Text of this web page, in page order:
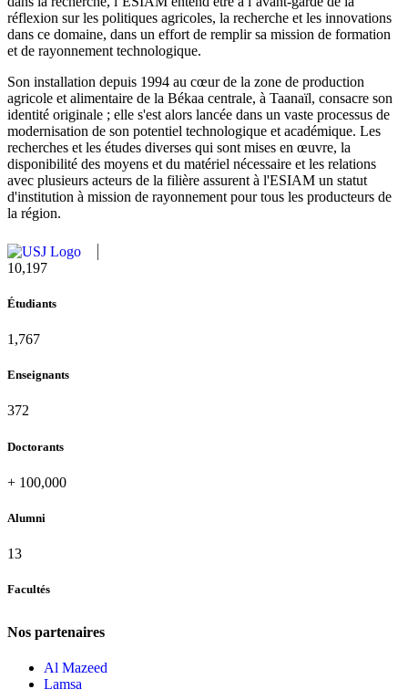
réflexion sur les politiques agricoles, la recherche et les innovations
dans ce domaine, dans un effort de remplir sa mission de formation
et de rayonnement technologique.
Son installation depuis 1994 au cœur de la zone de production
agricole et alimentaire de la Békaa centrale, à Taanaïl, consacre son
identité originale ; elle s'est alors lancée dans un vaste processus de
modernisation de son potentiel technologique et académique. Les
recherches et les études diverses qui sont mises en œuvre, la
disponibilité des moyens et du matériel nécessaire et les relations
avec plusieurs acteurs de la filière assurent à l'ESIAM un statut
d'institution à mission de rayonnement pour tous les producteurs de
la région.
10,815
Étudiants
1,881
Enseignants
396
Doctorants
+ 100,000
Alumni
13
Facultés
Nos partenaires
Al Mazeed
Lamsa